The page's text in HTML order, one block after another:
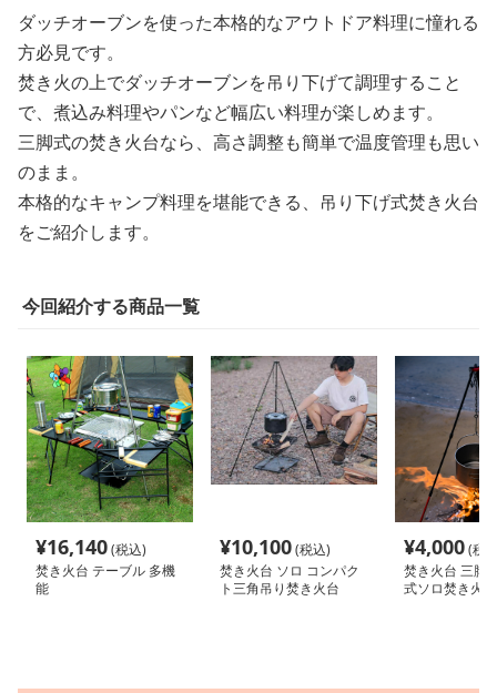
ダッチオーブンを使った本格的なアウトドア料理に憧れる
方必見です。
焚き火の上でダッチオーブンを吊り下げて調理すること
で、煮込み料理やパンなど幅広い料理が楽しめます。
三脚式の焚き火台なら、高さ調整も簡単で温度管理も思い
のまま。
本格的なキャンプ料理を堪能できる、吊り下げ式焚き火台
をご紹介します。
今回紹介する商品一覧
¥16,140(税込)
焚き火台 テーブル 多機
能
¥10,100(税込)
焚き火台 ソロ コンパク
ト三角吊り焚き火台
¥4,000(税
焚き火台 三脚
式ソロ焚き火台